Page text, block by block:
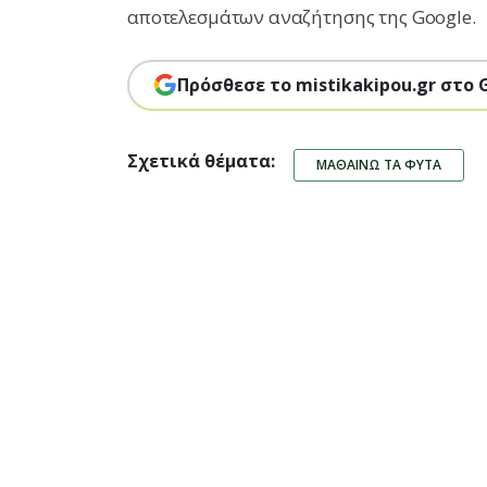
αποτελεσμάτων αναζήτησης της Google.
Πρόσθεσε το mistikakipou.gr στο
Σχετικά θέματα: ΜΑΘΑΊΝΩ ΤΑ ΦΥΤΆ